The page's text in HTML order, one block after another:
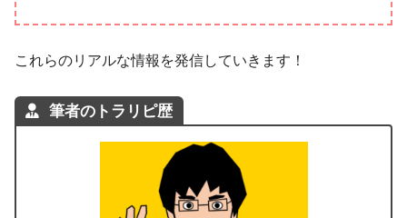
これらのリアルな情報を発信していきます！
筆者のトラリピ歴